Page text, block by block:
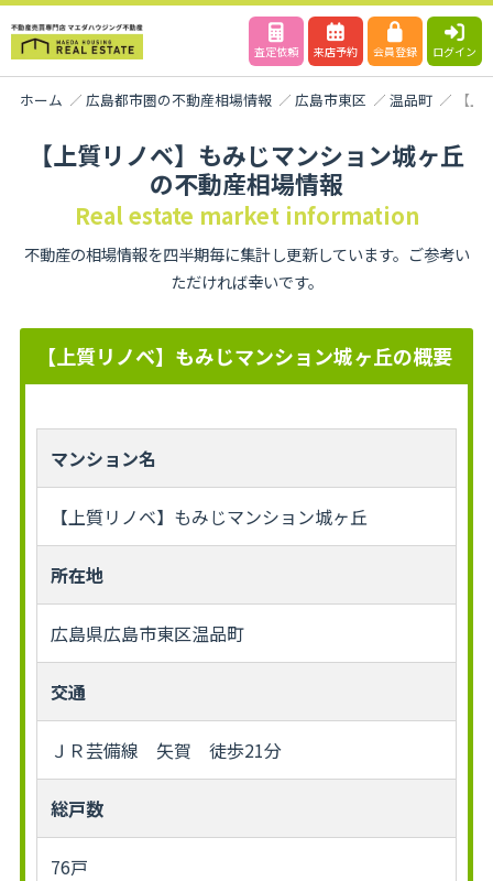
査定依頼 来店予約 会員登録 ログイン
ホーム 広島都市圏の不動産相場情報 広島市東区 温品町 【
【上質リノベ】もみじマンション城ヶ丘
の不動産相場情報
Real estate market information
不動産の相場情報を四半期毎に集計し更新しています。ご参考い
ただければ幸いです。
【上質リノベ】もみじマンション城ヶ丘の概要
マンション名
【上質リノベ】もみじマンション城ヶ丘
所在地
広島県広島市東区温品町
交通
ＪＲ芸備線 矢賀 徒歩21分
総戸数
76戸